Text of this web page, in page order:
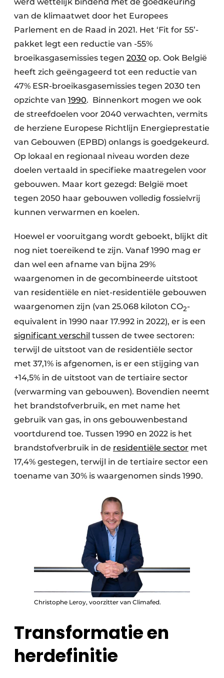
van de klimaatwet door het Europees
Parlement en de Raad in 2021. Het ‘Fit for 55’-
pakket legt een reductie van -55%
broeikasgasemissies tegen 2030 op. Ook België
heeft zich geëngageerd tot een reductie van
47% ESR-broeikasgasemissies tegen 2030 ten
opzichte van 1990. Binnenkort mogen we ook
de streefdoelen voor 2040 verwachten, vermits
de herziene Europese Richtlijn Energieprestatie
van Gebouwen (EPBD) onlangs is goedgekeurd.
Op lokaal en regionaal niveau worden deze
doelen vertaald in specifieke maatregelen voor
gebouwen. Maar kort gezegd: België moet
tegen 2050 haar gebouwen volledig fossielvrij
kunnen verwarmen en koelen.
Hoewel er vooruitgang wordt geboekt, blijkt dit
nog niet toereikend te zijn. Vanaf 1990 mag er
dan wel een afname van bijna 29%
waargenomen in de gecombineerde uitstoot
van residentiële en niet-residentiële gebouwen
waargenomen zijn (van 25.068 kiloton CO2-
equivalent in 1990 naar 17.992 in 2022), er is een
significant verschil tussen de twee sectoren:
terwijl de uitstoot van de residentiële sector
met 37,1% is afgenomen, is er een stijging van
+14,5% in de uitstoot van de tertiaire sector
(verwarming van gebouwen). Bovendien neemt
het brandstofverbruik, en met name het
gebruik van gas, in ons gebouwenbestand
voortdurend toe. Tussen 1990 en 2022 is het
brandstofverbruik in de residentiële sector met
17,4% gestegen, terwijl in de tertiaire sector een
toename van 30% is waargenomen sinds 1990.
Christophe Leroy, voorzitter van Climafed.
Transformatie en
herdefinitie